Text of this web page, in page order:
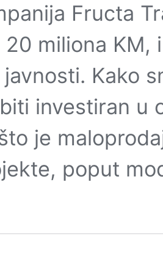
Fructa
miliona KM,
Kako
investiran u
je
poput